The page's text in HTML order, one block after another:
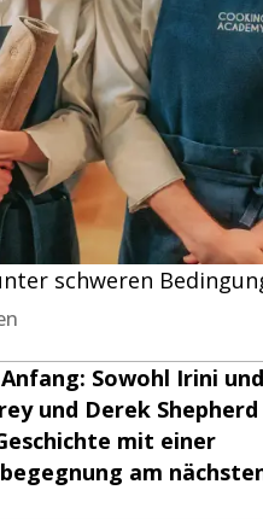
schweren
Sowohl Irini und
und Derek Shepherd
mit einer
am